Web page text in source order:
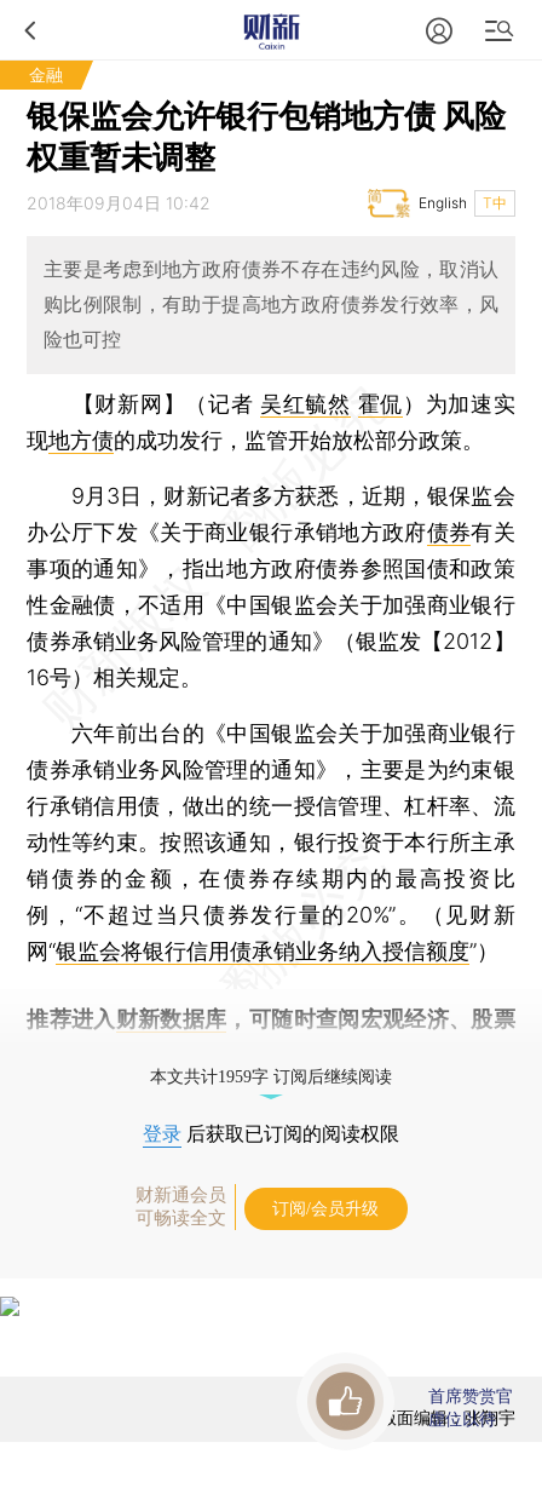
金融
银保监会允许银行包销地方债 风险
权重暂未调整
2018年09月04日 10:42 T中
English
主要是考虑到地方政府债券不存在违约风险，取消认
购比例限制，有助于提高地方政府债券发行效率，风
险也可控
【财新网】（记者 吴红毓然 霍侃） 为加速实
现地方债的成功发行，监管开始放松部分政策。
9月3日，财新记者多方获悉，近期，银保监会
办公厅下发《关于商业银行承销地方政府债券有关
事项的通知》，指出地方政府债券参照国债和政策
性金融债，不适用《中国银监会关于加强商业银行
债券承销业务风险管理的通知》（银监发【2012】
16号）相关规定。
六年前出台的《中国银监会关于加强商业银行
债券承销业务风险管理的通知》，主要是为约束银
行承销信用债，做出的统一授信管理、杠杆率、流
动性等约束。按照该通知，银行投资于本行所主承
销债券的金额，在债券存续期内的最高投资比
例，“不超过当只债券发行量的20%”。（见财新
网“银监会将银行信用债承销业务纳入授信额度”）
推荐进入 财新数据库 ，可随时查阅宏观经济、股票
本文共计1959字 订阅后继续阅读
登录 后获取已订阅的阅读权限
财新通会员
可畅读全文
订阅/会员升级
版面编辑：张翔宇
首席赞赏官
虚位以待